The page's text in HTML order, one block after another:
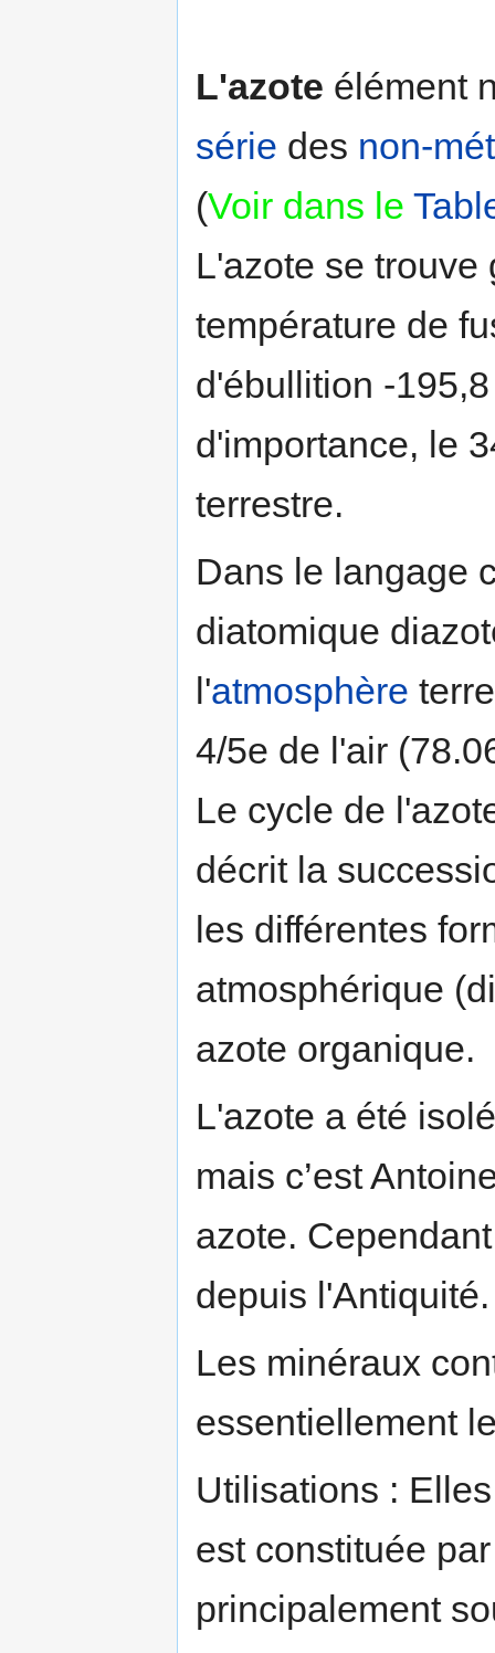
L'azote élément
série des non-
(Voir dans le
L'azote se
température de
d'ébullition -
d'importance, le
terrestre.
Dans le langage
diatomique
l'atmosphère
4/5e de l'air
Le cycle de
décrit la
les différentes
atmosphérique
azote organique.
L'azote a été
mais c’est
azote.
depuis l'Antiquité.
Les minéraux
essentiellement
Utilisations :
est constituée
principalement